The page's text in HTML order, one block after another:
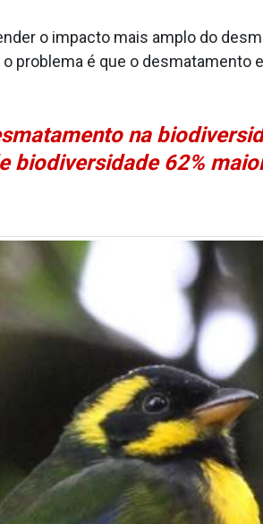
o impacto mais amplo do
problema é que o
na
biodiversidade 62%